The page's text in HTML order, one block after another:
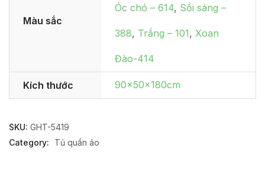
Màu sắc
Óc chó – 614, Sồi sáng –
388, Trắng – 101, Xoan
Đào-414
Kích thước 90x50x180cm
SKU: GHT-5419
Category:
Tủ quần áo